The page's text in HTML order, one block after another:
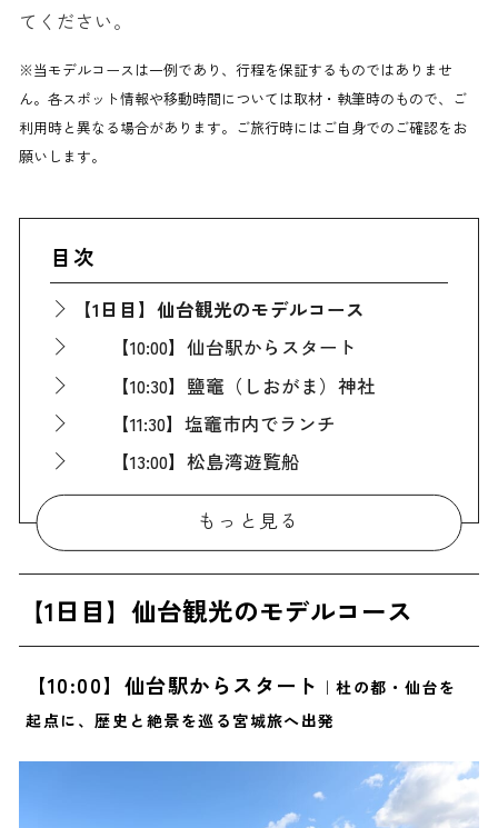
てください。
※当モデルコースは一例であり、行程を保証するものではありませ
ん。各スポット情報や移動時間については取材・執筆時のもので、ご
利用時と異なる場合があります。ご旅行時にはご自身でのご確認をお
願いします。
目次
【1日目】仙台観光のモデルコース
【10:00】仙台駅からスタート
【10:30】鹽竈（しおがま）神社
【11:30】塩竈市内でランチ
【13:00】松島湾遊覧船
【14:00】瑞巌寺
【15:00】円通院
【17:00】秋保温泉の宿にチェックイン
【19:00】秋保温泉の宿でディナー
【2日目】仙台観光のモデルコース
【8:30】秋保温泉を出発
【8:45】磊々峡
【9:30】秋保大滝
【10:45】仙台城跡（青葉城）
もっと見る
【1日目】仙台観光のモデルコース
【10:00】仙台駅からスタート ｜杜の都・仙台を
起点に、歴史と絶景を巡る宮城旅へ出発